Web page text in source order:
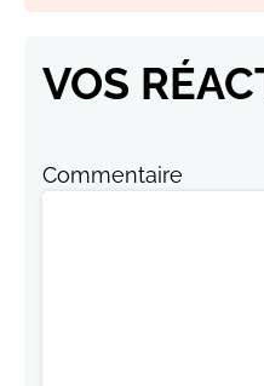
VOS
Commentaire